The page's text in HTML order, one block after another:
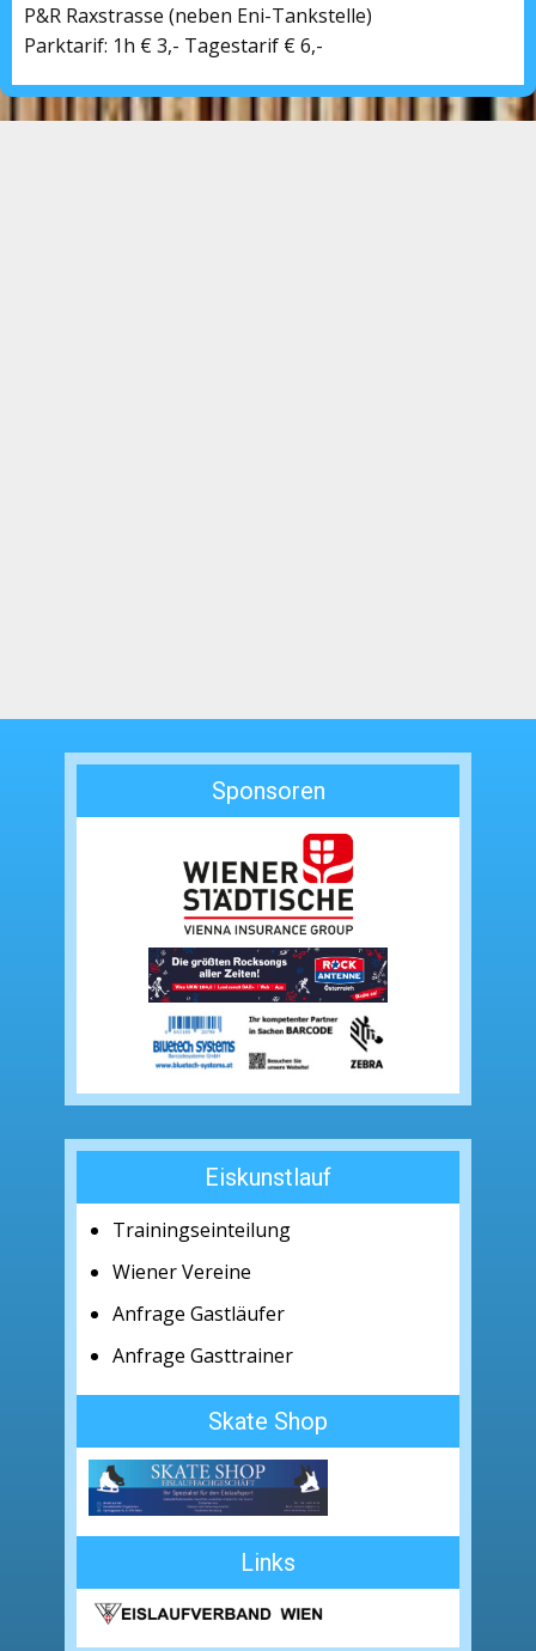
P&R Raxstrasse (neben Eni-Tankstelle)
Parktarif: 1h € 3,- Tagestarif € 6,-
Sponsoren
Eiskunstlauf
Trainingseinteilung
Wiener Vereine
Anfrage Gastläufer
Anfrage Gasttrainer
Skate Shop
Links